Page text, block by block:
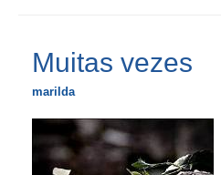
Muitas vezes
marilda